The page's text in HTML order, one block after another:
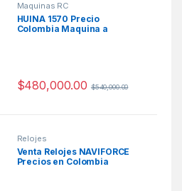
Maquinas RC
HUINA 1570 Precio
Colombia Maquina a
$480,000.00 $540,000.00
Relojes
Venta Relojes NAVIFORCE
Precios en Colombia